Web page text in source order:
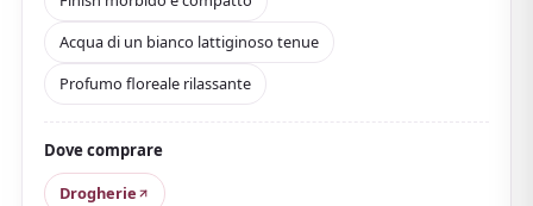
riso,l'acqua assume un tenue bianco lattiginoso
Un profumo floreale calmo in stile giapponese è un
altro richiamo.
L'acqua è morbida e la pelle resta morbida ed
elastica dopo. Perfetto per le stagioni in cui
preoccupano secchezza e ruvidità.
Acqua di un bianco lattiginoso tenue
Profumo floreale rilassante
Dove comprare
Drogherie